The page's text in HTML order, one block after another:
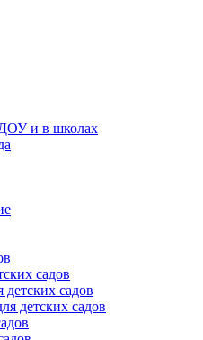
ДОУ и в школах
садов
садов
детских садов